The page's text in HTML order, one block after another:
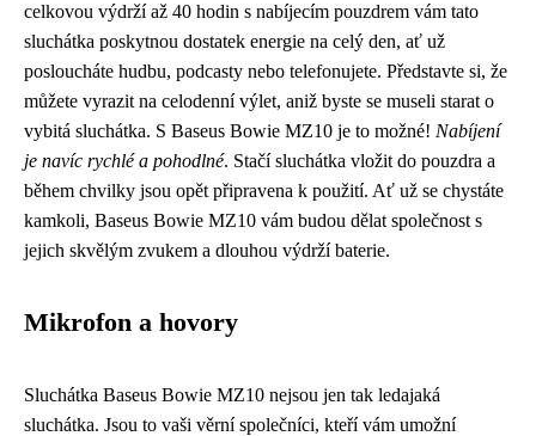
celkovou výdrží až 40 hodin s nabíjecím pouzdrem vám tato
sluchátka poskytnou dostatek energie na celý den, ať už
posloucháte hudbu, podcasty nebo telefonujete. Představte si, že
můžete vyrazit na celodenní výlet, aniž byste se museli starat o
vybitá sluchátka. S Baseus Bowie MZ10 je to možné! Nabíjení
je navíc rychlé a pohodlné. Stačí sluchátka vložit do pouzdra a
během chvilky jsou opět připravena k použití. Ať už se chystáte
kamkoli, Baseus Bowie MZ10 vám budou dělat společnost s
jejich skvělým zvukem a dlouhou výdrží baterie.
Mikrofon a hovory
Sluchátka Baseus Bowie MZ10 nejsou jen tak ledajaká
sluchátka. Jsou to vaši věrní společníci, kteří vám umožní